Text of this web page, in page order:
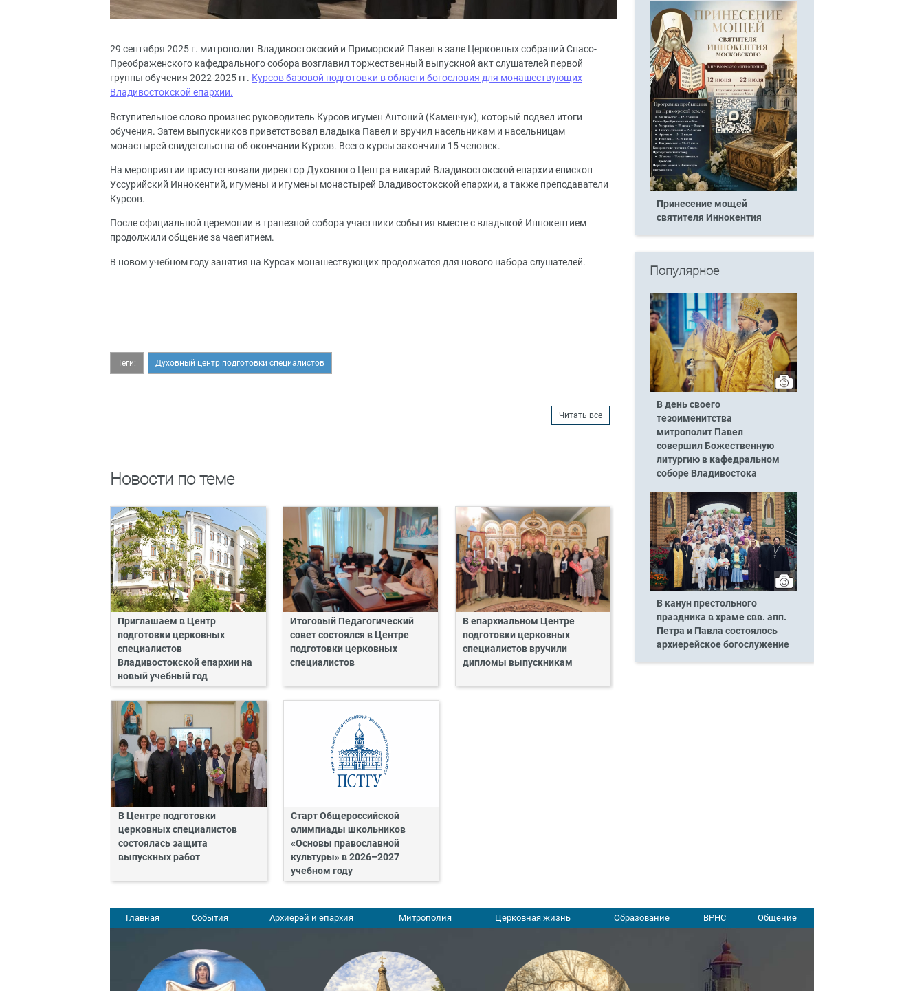
29 сентября 2025 г. митрополит Владивостокский и Приморский Павел в зале Церковных собраний Спасо-
Преображенского кафедрального собора возглавил торжественный выпускной акт слушателей первой
группы обучения 2022-2025 гг. Курсов базовой подготовки в области богословия для монашествующих
Владивостокской епархии.
Вступительное слово произнес руководитель Курсов игумен Антоний (Каменчук), который подвел итоги
обучения. Затем выпускников приветствовал владыка Павел и вручил насельникам и насельницам
монастырей свидетельства об окончании Курсов. Всего курсы закончили 15 человек.
На мероприятии присутствовали директор Духовного Центра викарий Владивостокской епархии епископ
Уссурийский Иннокентий, игумены и игумены монастырей Владивостокской епархии, а также преподаватели
Курсов.
После официальной церемонии в трапезной собора участники события вместе с владыкой Иннокентием
продолжили общение за чаепитием.
В новом учебном году занятия на Курсах монашествующих продолжатся для нового набора слушателей.
Теги: Духовный центр подготовки специалистов
Читать все
Новости по теме
Приглашаем в Центр
подготовки церковных
специалистов
Владивостокской епархии на
новый учебный год
Итоговый Педагогический
совет состоялся в Центре
подготовки церковных
специалистов
В епархиальном Центре
подготовки церковных
специалистов вручили
дипломы выпускникам
В Центре подготовки
церковных специалистов
состоялась защита
выпускных работ
Старт Общероссийской
олимпиады школьников
«Основы православной
культуры» в 2026–2027
учебном году
Принесение мощей
святителя Иннокентия
Популярное
В день своего
тезоименитства
митрополит Павел
совершил Божественную
литургию в кафедральном
соборе Владивостока
В канун престольного
праздника в храме свв. апп.
Петра и Павла состоялось
архиерейское богослужение
Главная События Архиерей и епархия Митрополия Церковная жизнь Образование ВРНС Общение